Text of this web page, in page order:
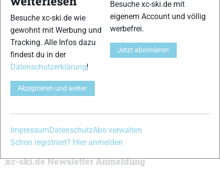
ObSkilanglauf-Anfänger oder Profi-Sportler, wir haben
immer ein offenes Ohr für dich! Du kannst uns jederzeit über
dasKontaktformularerreichen.
Partner
xc-ski.de Newsletter Anmeldung
Besuche xc-ski.de wie
gewohnt mit Werbung und
Tracking. Alle Infos dazu
findest du in der
Datenschutzerklärung!
Akzeptieren und weiter
Besuche xc-ski.de mit
eigenem Account und völlig
werbefrei.
Jetzt abonnieren
ImpressumDatenschutzAbo verwalten
Schon registriert? Hier anmelden